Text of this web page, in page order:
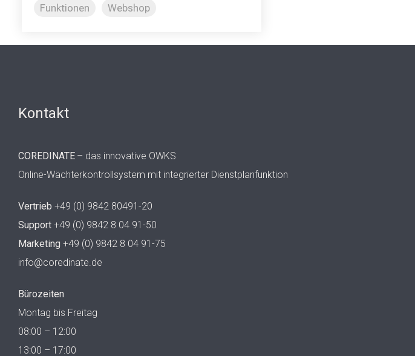
Funktionen Webshop
Kontakt
COREDINATE – das innovative OWKS
Online-Wächterkontrollsystem mit integrierter Dienstplanfunktion
Vertrieb +49 (0) 9842 80491-20
Support +49 (0) 9842 8 04 91-50
Marketing +49 (0) 9842 8 04 91-75
info@coredinate.de
Bürozeiten
Montag bis Freitag
08:00 – 12:00
13:00 – 17:00